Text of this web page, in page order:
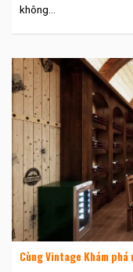
không...
Cùng Vintage Khám phá